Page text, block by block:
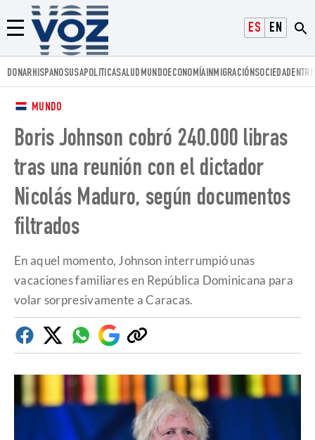
ESPAÑOLENGLISH
Menú
Voz.us
DONARHISPANOSUSAPOLITICASALUD MUNDOECONOMÍAINMIGRACIÓNSOCIEDAD
MUNDO
Boris Johnson cobró 240.000 libras
tras una reunión con el dictador
Nicolás Maduro, según documentos
filtrados
En aquel momento, Johnson interrumpió unas
vacaciones familiares en República Dominicana para
volar sorpresivamente a Caracas.
FacebookTwitterWhatsapp
Google
Discover
Copiar
enlace